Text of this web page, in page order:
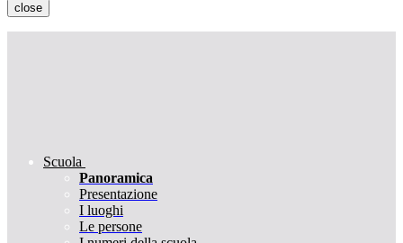
close
Scuola
Panoramica
Presentazione
I luoghi
Le persone